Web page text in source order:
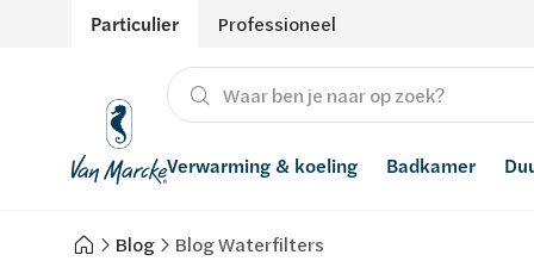
Particulier Professioneel
Verwarming & koeling Badkamer
Blog Blog Waterfilters